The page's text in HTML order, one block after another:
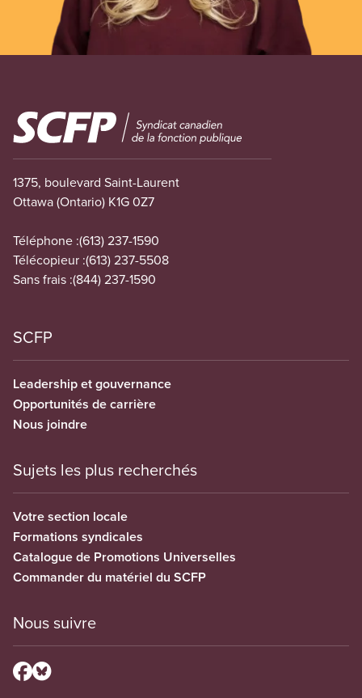
Image
1375, boulevard Saint-Laurent
Ottawa (Ontario) K1G 0Z7
Téléphone :(613) 237-1590
Télécopieur :(613) 237-5508
Sans frais :(844) 237-1590
SCFP
Leadership et gouvernance
Opportunités de carrière
Nous joindre
Sujets les plus recherchés
Votre section locale
Formations syndicales
Catalogue de Promotions Universelles
Commander du matériel du SCFP
Nous suivre